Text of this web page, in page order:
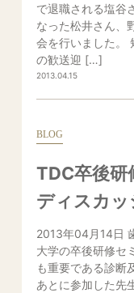
で退職される塩谷
なった松井さん、
会を行いました。
の歓送迎 […]
2013.04.15
BLOG
TDC卒後
ディスカ
2013年04月14日
大学の卒後研修セ
も重要である診断
あとに参加した先